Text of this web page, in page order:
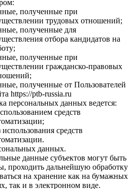
полученные при
трудовых отношений;
полученные для
отбора кандидатов на
полученные при
гражданско-правовых
полученные от Пользователей
https://ptb-russia.ru
персональных данных ведется:
средств
использования средств
данных.
данные субъектов могут быть
проходить дальнейшую обработку
на хранение как на бумажных
так и в электронном виде.